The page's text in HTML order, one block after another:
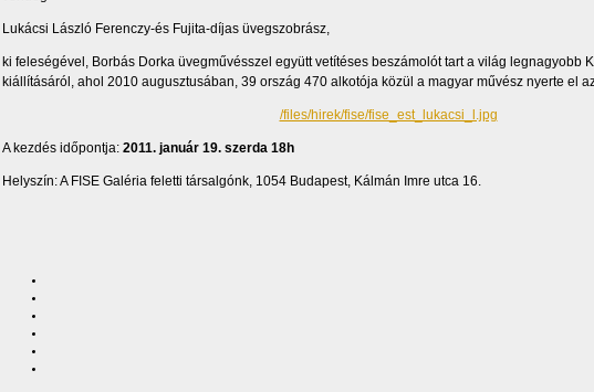
Lukácsi László Ferenczy-és Fujita-díjas üvegszobrász,
ki feleségével, Borbás Dorka üvegművésszel együtt vetítéses beszámolót tart a világ legnagyobb
kiállításáról, ahol 2010 augusztusában, 39 ország 470 alkotója közül a magyar művész nyerte el
/files/hirek/fise/fise_est_lukacsi_l.jpg
A kezdés időpontja: 2011. január 19. szerda 18h
Helyszín: A FISE Galéria feletti társalgónk, 1054 Budapest, Kálmán Imre utca 16.